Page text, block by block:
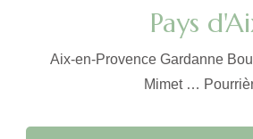
Pays
Aix-en-Provence Gardanne
Mimet …